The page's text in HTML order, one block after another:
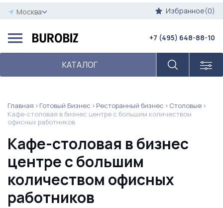
Москва Избранное(0)
КАТАЛОГ
+7 (495) 648-88-10
Главная Готовый Бизнес Ресторанный бизнес
Столовые
Кафе-столовая в бизнес центре с большим количеством
офисных работников
Кафе-столовая в бизнес
центре с большим
количеством офисных
работников